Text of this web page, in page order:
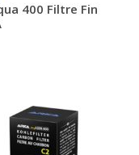
400 Filtre Fin